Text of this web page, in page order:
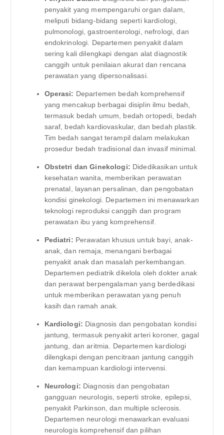
penyakit yang mempengaruhi organ dalam,
meliputi bidang-bidang seperti kardiologi,
pulmonologi, gastroenterologi, nefrologi, dan
endokrinologi. Departemen penyakit dalam
sering kali dilengkapi dengan alat diagnostik
canggih untuk penilaian akurat dan rencana
perawatan yang dipersonalisasi.
Operasi: Departemen bedah komprehensif
yang mencakup berbagai disiplin ilmu bedah,
termasuk bedah umum, bedah ortopedi, bedah
saraf, bedah kardiovaskular, dan bedah plastik.
Tim bedah sangat terampil dalam melakukan
prosedur bedah tradisional dan invasif minimal.
Obstetri dan Ginekologi: Didedikasikan untuk
kesehatan wanita, memberikan perawatan
prenatal, layanan persalinan, dan pengobatan
kondisi ginekologi. Departemen ini menawarkan
teknologi reproduksi canggih dan program
perawatan ibu yang komprehensif.
Pediatri: Perawatan khusus untuk bayi, anak-
anak, dan remaja, menangani berbagai
penyakit anak dan masalah perkembangan.
Departemen pediatrik dikelola oleh dokter anak
dan perawat berpengalaman yang berdedikasi
untuk memberikan perawatan yang penuh
kasih dan ramah anak.
Kardiologi: Diagnosis dan pengobatan kondisi
jantung, termasuk penyakit arteri koroner, gagal
jantung, dan aritmia. Departemen kardiologi
dilengkapi dengan pencitraan jantung canggih
dan kemampuan kardiologi intervensi.
Neurologi: Diagnosis dan pengobatan
gangguan neurologis, seperti stroke, epilepsi,
penyakit Parkinson, dan multiple sclerosis.
Departemen neurologi menawarkan evaluasi
neurologis komprehensif dan pilihan